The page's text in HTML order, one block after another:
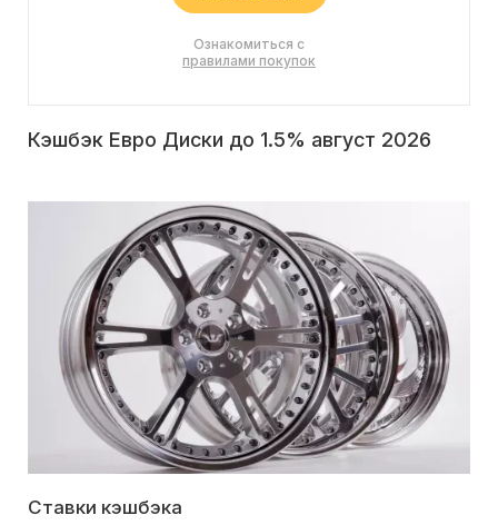
Ознакомиться с
правилами покупок
Кэшбэк Евро Диски до 1.5% август 2026
Ставки кэшбэка